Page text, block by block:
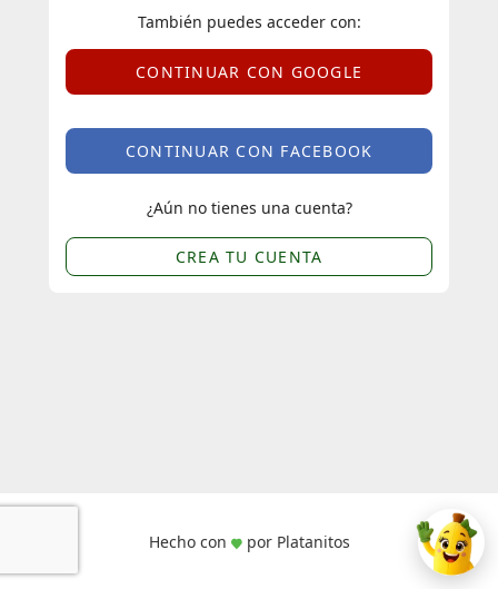
También puedes acceder con:
CONTINUAR CON GOOGLE
CONTINUAR CON FACEBOOK
¿Aún no tienes una cuenta?
CREA TU CUENTA
Hecho con por Platanitos